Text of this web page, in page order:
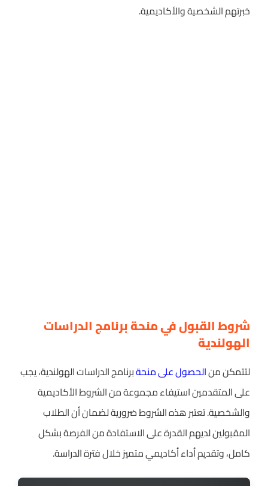
خبرتهم الشخصية والأكاديمية.
شروط القبول في منحة برنامج الدراسات
الهولندية
لتتمكن منالحصول على منحةبرنامج الدراسات الهولندية، يجب
على المتقدمين استيفاء مجموعة من الشروط الأكاديمية
والشخصية. تعتبر هذه الشروط ضرورية لضمان أن الطلاب
المقبولين لديهم القدرة على الاستفادة من الفرصة بشكل
كامل، وتقديم أداء أكاديمي متميز خلال فترة الدراسة.